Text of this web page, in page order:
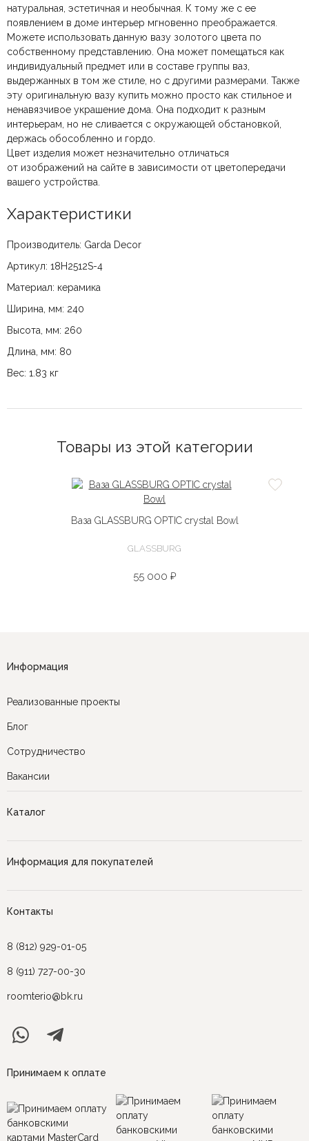
натуральная, эстетичная и необычная. К тому же с ее
появлением в доме интерьер мгновенно преображается.
Можете использовать данную вазу золотого цвета по
собственному представлению. Она может помещаться как
индивидуальный предмет или в составе группы ваз,
выдержанных в том же стиле, но с другими размерами. Также
эту оригинальную вазу купить можно просто как стильное и
ненавязчивое украшение дома. Она подходит к разным
интерьерам, но не сливается с окружающей обстановкой,
держась обособленно и гордо.
Цвет изделия может незначительно отличаться
от изображений на сайте в зависимости от цветопередачи
вашего устройства.
Характеристики
Производитель: Garda Decor
Артикул: 18H2512S-4
Материал: керамика
Ширина, мм: 240
Высота, мм: 260
Длина, мм: 80
Вес: 1.83 кг
Товары из этой категории
Ваза GLASSBURG OPTIC crystal Bowl
GLASSBURG
55 000 ₽
Информация
Реализованные проекты
Блог
Сотрудничество
Вакансии
Каталог
Информация для покупателей
Контакты
8 (812) 929-01-05
8 (911) 727-00-30
roomterio@bk.ru
Принимаем к оплате